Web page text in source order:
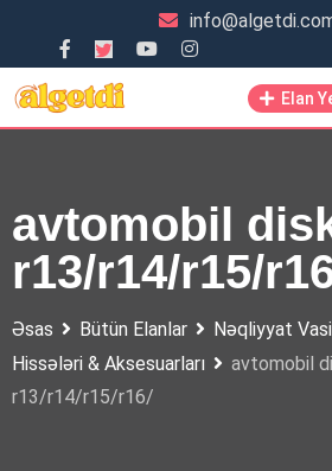
content
Elan
avtomobil
r13/r14/r15/
Əsas Bütün Elanlar Nəqliyyat
Hissələri & Aksesuarları
avtomobil
r13/r14/r15/r16/